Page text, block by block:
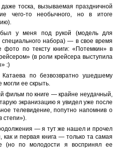
тоска, вызываемая праздничной
чего-то необычного, но в итоге
у меня под рукой (модель для
специального набора) — в свое время
по тексту книги: «Потемкин» в
(в роли крейсера выступила
:)
Катаева по безвозвратно ушедшему
могли ее скрыть.
фильм по книге — крайне неудачный,
экранизацию я увидел уже после
телевидение, попутно напомнив о
степи»).
— я тут же нашел и прочел
и первая книга — только та самая
(но по молодости я воспринял ее